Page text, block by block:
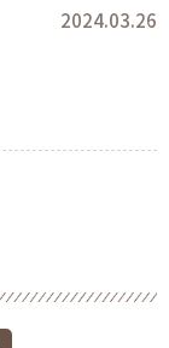
2024.03.26